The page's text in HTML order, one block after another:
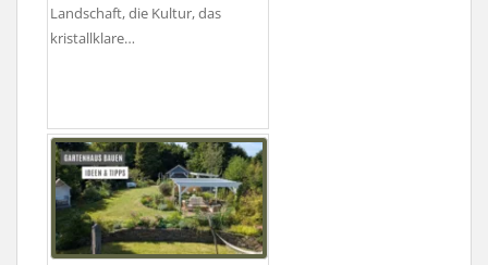
Landschaft, die Kultur, das
kristallklare…